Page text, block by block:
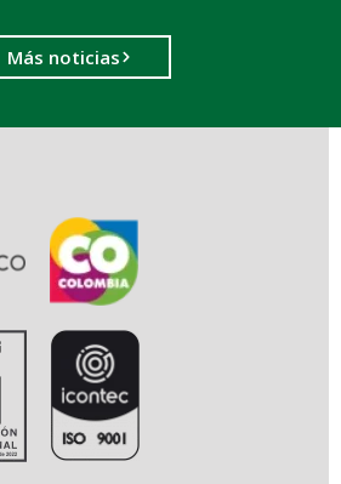
Más noticias